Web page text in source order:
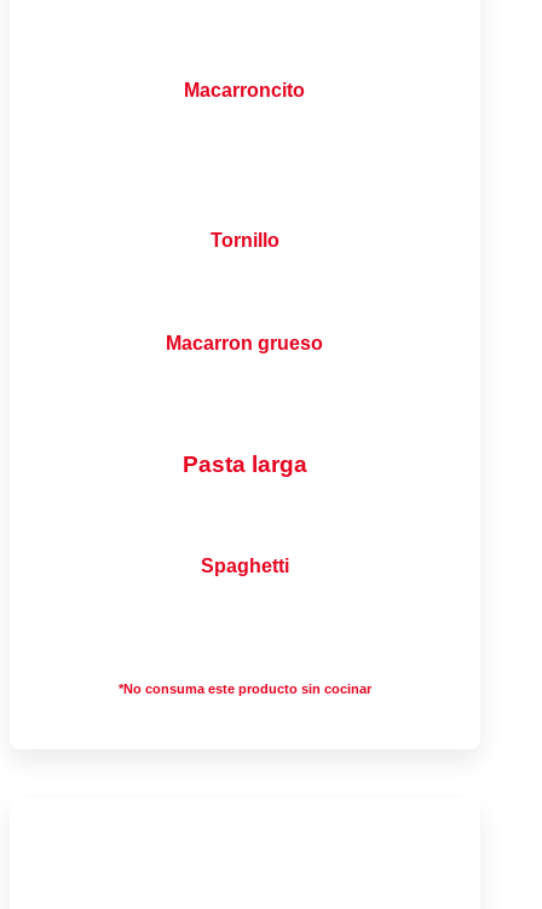
Macarroncito
Tornillo
Macarron grueso
Pasta larga
Spaghetti
*No consuma este producto sin cocinar